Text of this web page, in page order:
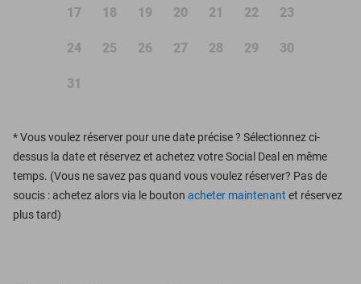
17 18 19 20 21 22 23
24 25 26 27 28 29 30
31
*Vous voulez réserver pour une date précise ? Sélectionnez ci-
dessus la date et réservez et achetez votre Social Deal en même
temps. (Vous ne savez pas quand vous voulez réserver? Pas de
soucis : achetez alors via le bouton acheter maintenant et réservez
plus tard)